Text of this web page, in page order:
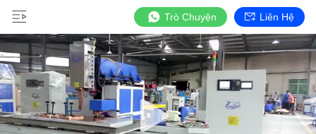
Trò Chuyện Liên Hệ